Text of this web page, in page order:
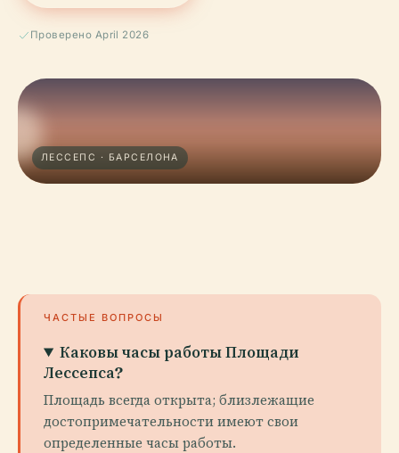
Проверено April 2026
ЛЕССЕПС · БАРСЕЛОНА
ЧАСТЫЕ ВОПРОСЫ
Каковы часы работы Площади
Лессепса?
Площадь всегда открыта; близлежащие
достопримечательности имеют свои
определенные часы работы.